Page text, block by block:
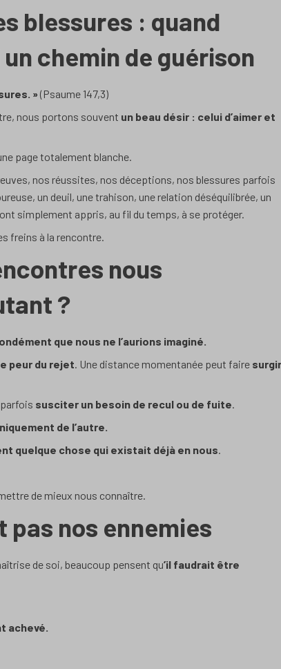
blessures : quand
chemin de guérison
»(Psaume 147,3)
nous portons souvent un beau désir : celui d’aimer et
page totalement blanche.
nos réussites, nos déceptions, nos blessures parfois
un deuil, une trahison, une relation déséquilibrée, un
simplement appris, au fil du temps, à se protéger.
freins à la rencontre.
nous
?
que nous ne l’aurions imaginé.
peur du rejet. Une distance momentanée peut faire surgir
susciter un besoin de recul ou de fuite.
de l’autre.
quelque chose qui existait déjà en nous.
de mieux nous connaître.
pas nos ennemies
de soi, beaucoup pensent qu’il faudrait être
achevé.